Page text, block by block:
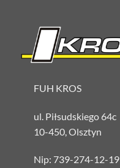
FUH KROS
ul. Piłsudskiego 64c
10-450, Olsztyn
Nip: 739-274-12-19